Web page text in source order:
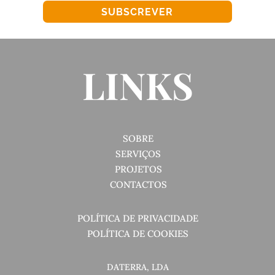
SUBSCREVER
LINKS
SOBRE
SERVIÇOS
PROJETOS
CONTACTOS
POLÍTICA DE PRIVACIDADE
POLÍTICA DE COOKIES
DATERRA, LDA